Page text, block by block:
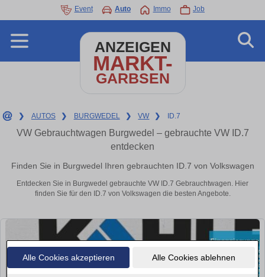
Alle Cookies akzeptieren Alle Cookies ablehnen
Event Auto Immo Job
ANZEIGEN
MARKT-
GARBSEN
❯ AUTOS ❯ BURGWEDEL ❯ VW ❯ ID.7
VW Gebrauchtwagen Burgwedel – gebrauchte VW ID.7
entdecken
Finden Sie in Burgwedel Ihren gebrauchten ID.7 von Volkswagen
Entdecken Sie in Burgwedel gebrauchte VW ID.7 Gebrauchtwagen. Hier
finden Sie für den ID.7 von Volkswagen die besten Angebote.